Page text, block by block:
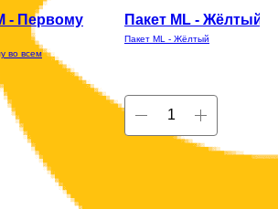
- Первому
во всем
Пакет ML - Жёлтый
Пакет ML - Жёлтый